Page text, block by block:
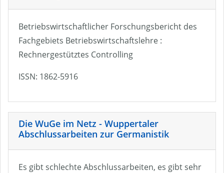
Betriebswirtschaftlicher Forschungsbericht des
Fachgebiets Betriebswirtschaftslehre :
Rechnergestütztes Controlling
ISSN: 1862-5916
Die WuGe im Netz - Wuppertaler
Abschlussarbeiten zur Germanistik
Es gibt schlechte Abschlussarbeiten, es gibt sehr